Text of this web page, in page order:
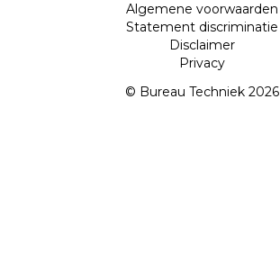
Algemene voorwaarden
Statement discriminatie
Disclaimer
Privacy
© Bureau Techniek 2026